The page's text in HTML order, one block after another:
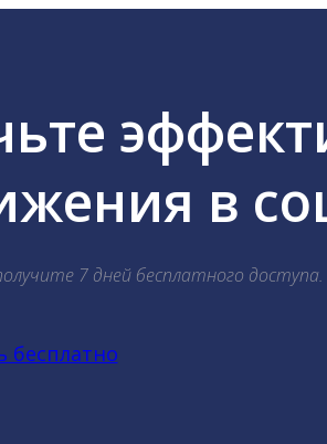
в
7 дней бесплатного доступа.
бесплатно